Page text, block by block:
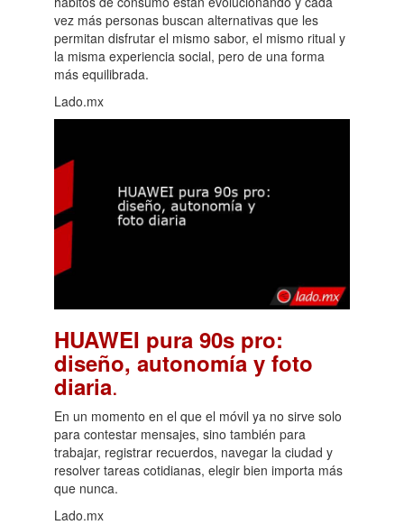
vez más personas buscan alternativas que les
permitan disfrutar el mismo sabor, el mismo ritual y
la misma experiencia social, pero de una forma
más equilibrada.
Lado.mx
HUAWEI pura 90s pro:
diseño, autonomía y foto
diaria.
En un momento en el que el móvil ya no sirve solo
para contestar mensajes, sino también para
trabajar, registrar recuerdos, navegar la ciudad y
resolver tareas cotidianas, elegir bien importa más
que nunca.
Lado.mx